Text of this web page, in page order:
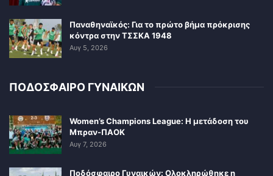
Παναθηναϊκός: Για το πρώτο βήμα πρόκρισης
κόντρα στην ΤΣΣΚΑ 1948
Αυγ 5, 2026
ΠΟΔΟΣΦΑΙΡΟ ΓΥΝΑΙΚΩΝ
Women’s Champions League: Η μετάδοση του
Μπραν-ΠΑΟΚ
Αυγ 7, 2026
Ποδόσφαιρο Γυναικών: Ολοκληρώθηκε η